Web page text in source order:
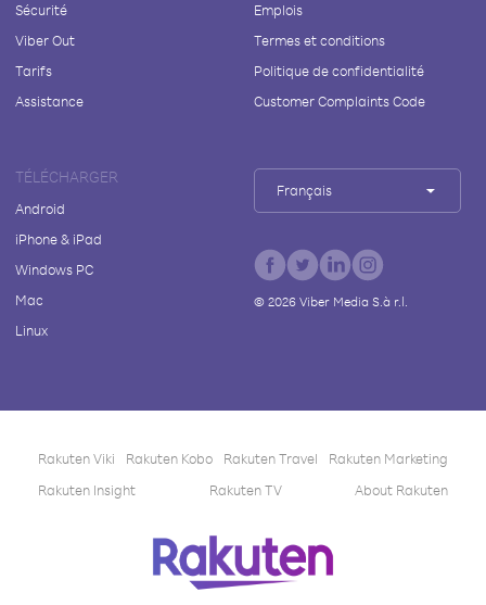
Sécurité
Viber Out
Tarifs
Assistance
Emplois
Termes et conditions
Politique de confidentialité
Customer Complaints Code
TÉLÉCHARGER
Android
iPhone & iPad
Windows PC
Mac
Linux
Français
© 2026Viber Media S.à r.l.
Rakuten Viki Rakuten Kobo Rakuten Travel
Rakuten Marketing
Rakuten Insight
Rakuten TV About Rakuten